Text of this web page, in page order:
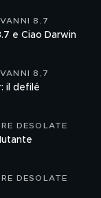
8,7
e Ciao Darwin
8,7
il defilé
DESOLATE
DESOLATE